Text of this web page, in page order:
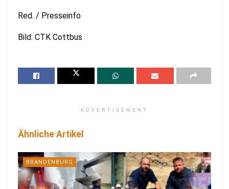
Red. / Presseinfo
Bild: CTK Cottbus
ADVERTISEMENT
Ähnliche Artikel
BRANDENBURG